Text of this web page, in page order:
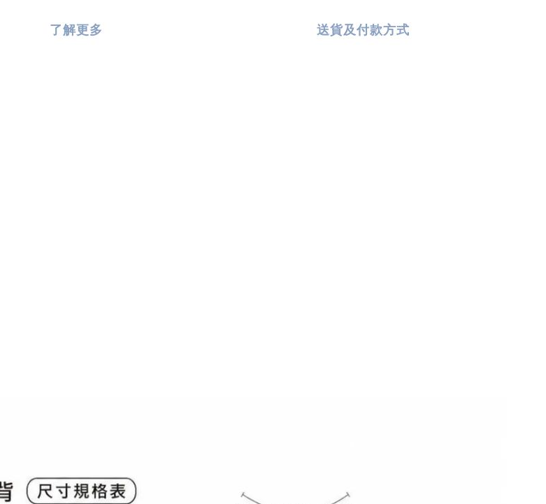
了解更多 送貨及付款方式